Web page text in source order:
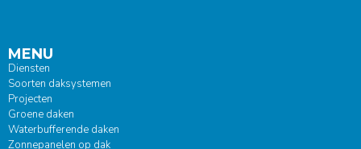
MENU
Diensten
Soorten daksystemen
Projecten
Groene daken
Waterbufferende daken
Zonnepanelen op dak